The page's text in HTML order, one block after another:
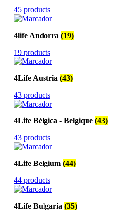
45 products
4life Andorra (19)
19 products
4Life Austria (43)
43 products
4Life Bélgica - Belgique (43)
43 products
4Life Belgium (44)
44 products
4Life Bulgaria (35)